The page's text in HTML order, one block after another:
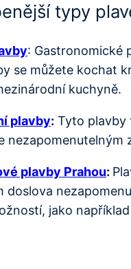
typy
: Gastronomické
se můžete kochat
kuchyně.
plavby: Tyto plavby
nezapomenutelným
plavby Prahou:
doslova
jako například